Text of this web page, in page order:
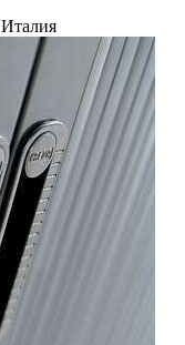
Италия